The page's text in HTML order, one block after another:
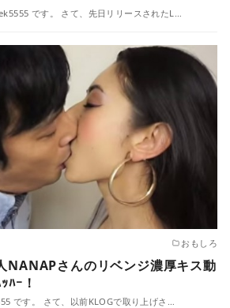
です。 さて、先日リリースされたL…
おもしろ
NANAPさんのリベンジ濃厚キス動
ﾊｰ！
です。 さて、以前KLOGで取り上げさ…